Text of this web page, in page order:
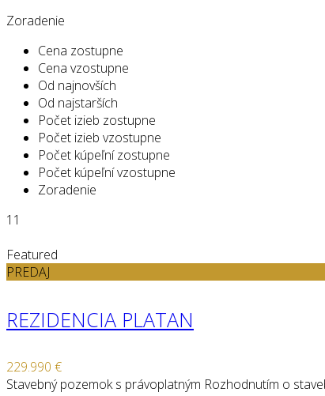
Zoradenie
Cena zostupne
Cena vzostupne
Od najnovších
Od najstarších
Počet izieb zostupne
Počet izieb vzostupne
Počet kúpeľní zostupne
Počet kúpeľní vzostupne
Zoradenie
11
Featured
PREDAJ
REZIDENCIA PLATAN
229.990 €
Stavebný pozemok s právoplatným Rozhodnutím o